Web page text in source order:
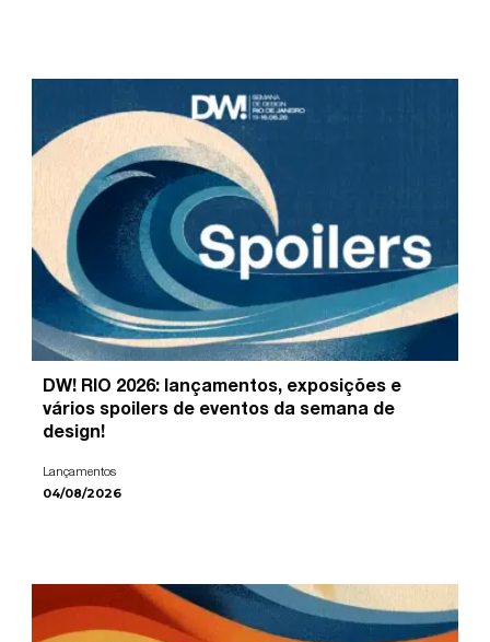
DW! RIO 2026: lançamentos, exposições e
vários spoilers de eventos da semana de
design!
Lançamentos
04/08/2026